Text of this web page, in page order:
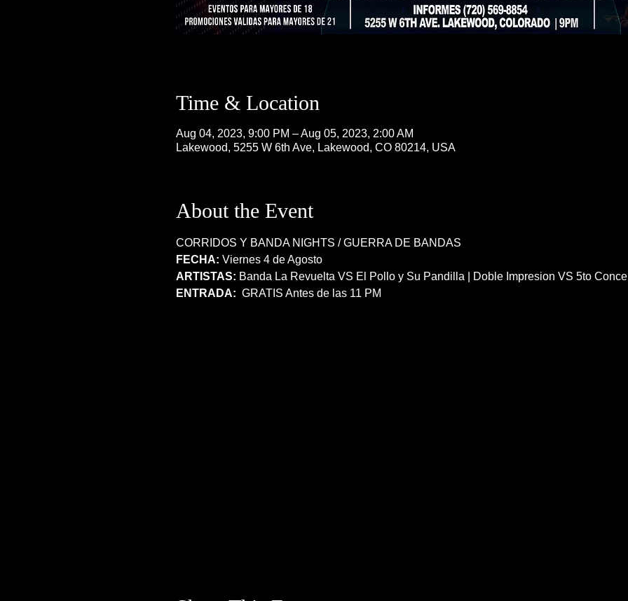
Time & Location
Aug 04, 2023, 9:00 PM – Aug 05, 2023, 2:00 AM
Lakewood, 5255 W 6th Ave, Lakewood, CO 80214, USA
About the Event
CORRIDOS Y BANDA NIGHTS / GUERRA DE BANDAS
FECHA: Viernes 4 de Agosto
ARTISTAS: Banda La Revuelta VS El Pollo y Su Pandilla | Doble Impresion VS 5to
ENTRADA: GRATIS Antes de las 11 PM